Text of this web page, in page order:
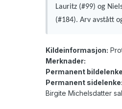
Lauritz (#99) og
(#184). Arv avstått
Kildeinformasjon:
Merknader:
Permanent
Permanent sidelenke:
Birgite Michelsdatter